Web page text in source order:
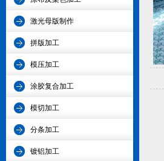
激光母版制作
拼版加工
模压加工
涂胶复合加工
模切加工
分条加工
镀铝加工